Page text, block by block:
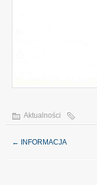
Aktualności
← INFORMACJA